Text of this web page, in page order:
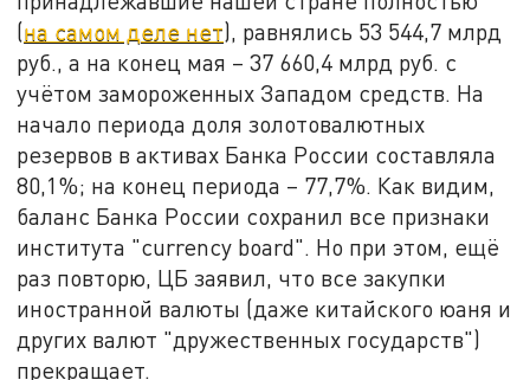
(на самом деле нет), равнялись 53 544,7 млрд
руб., а на конец мая – 37 660,4 млрд руб. с
учётом замороженных Западом средств. На
начало периода доля золотовалютных
резервов в активах Банка России составляла
80,1%; на конец периода – 77,7%. Как видим,
баланс Банка России сохранил все признаки
института "currency board". Но при этом, ещё
раз повторю, ЦБ заявил, что все закупки
иностранной валюты (даже китайского юаня и
других валют "дружественных государств")
прекращает.